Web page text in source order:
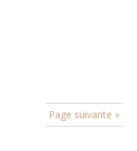
Page suivante »